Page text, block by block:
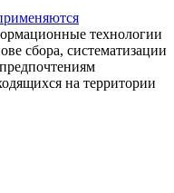
технологии
сбора, систематизации
на территории